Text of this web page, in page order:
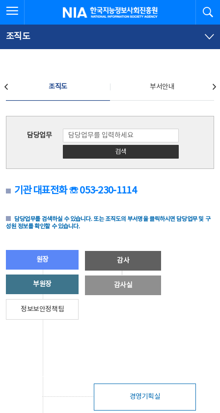
문
로
가
체
뉴
바
가
한국지능정보사회진흥원
조직도
조직도 부서안내
담당업무
검색
기관 대표전화 ☏ 053-230-1114
담당업무를 검색하실 수 있습니다. 또는 조직도의 부서명을 클릭하시면 담당업무 및 구
성원 정보를 확인할 수 있습니다.
원장
부원장
정보보안정책팀
감사
감사실
경영기획실